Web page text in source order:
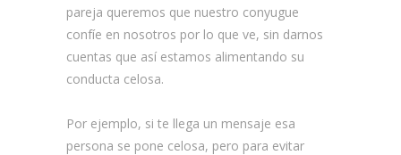
pareja queremos que nuestro conyugue
confíe en nosotros por lo que ve, sin darnos
cuentas que así estamos alimentando su
conducta celosa.
Por ejemplo, si te llega un mensaje esa
persona se pone celosa, pero para evitar